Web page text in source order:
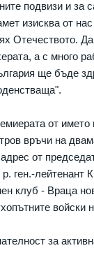
подвизи и за
изисква от
Отечеството.
а с много
ще бъде
от
връчи на
от
ген.-лейтенант
клуб - Враца
войски
за